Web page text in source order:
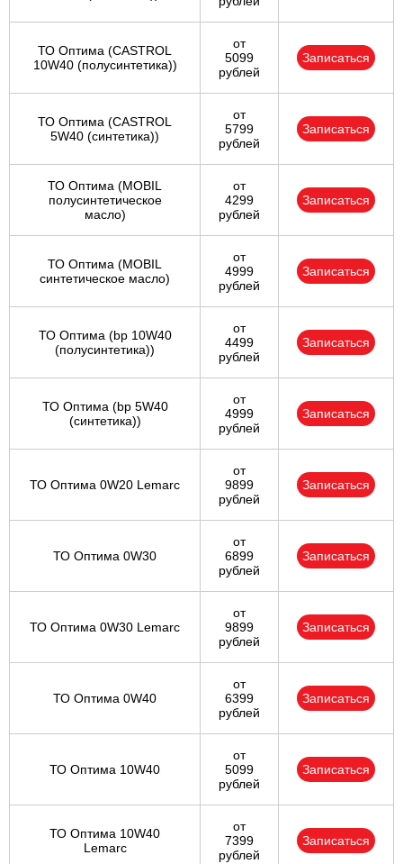
ТО Оптима (CASTROL
10W40 (полусинтетика))
от
5099
рублей
Записаться
ТО Оптима (CASTROL
5W40 (синтетика))
от
5799
рублей
Записаться
ТО Оптима (MOBIL
полусинтетическое
масло)
от
4299
рублей
Записаться
ТО Оптима (MOBIL
синтетическое масло)
от
4999
рублей
Записаться
ТО Оптима (bp 10W40
(полусинтетика))
от
4499
рублей
Записаться
ТО Оптима (bp 5W40
(синтетика))
от
4999
рублей
Записаться
ТО Оптима 0W20 Lemarc
от
9899
рублей
Записаться
ТО Оптима 0W30
от
6899
рублей
Записаться
ТО Оптима 0W30 Lemarc
от
9899
рублей
Записаться
ТО Оптима 0W40
от
6399
рублей
Записаться
ТО Оптима 10W40
от
5099
рублей
Записаться
ТО Оптима 10W40
Lemarc
от
7399
рублей
Записаться